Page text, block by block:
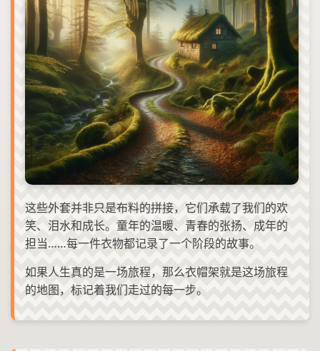
这些外套并非只是布料的拼接，它们承载了我们的欢
笑、泪水和成长。童年的温暖、青春的张扬、成年的
担当……每一件衣物都记录了一个阶段的故事。
如果人生真的是一场旅程，那么衣帽架就是这场旅程
的地图，标记着我们走过的每一步。